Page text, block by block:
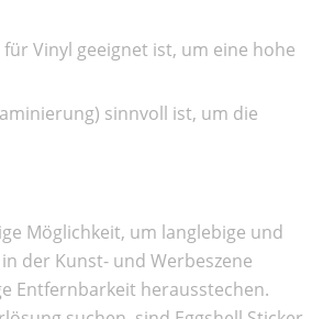
Vinyl geeignet ist, um eine hohe
sinnvoll ist, um die
Möglichkeit, um langlebige und
der Kunst- und Werbeszene
Entfernbarkeit herausstechen.